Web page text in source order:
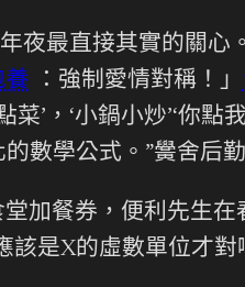
夜最直接其實的關
養 ：強制愛情對稱！」
’，‘小鍋小炒’‘你點
數學公式。”黌舍后
加餐券，便利先生
是X的虛數單位才對